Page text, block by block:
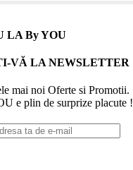
LA By YOU
VĂ LA NEWSLETTER
mai noi Oferte si Promotii.
e plin de surprize placute !